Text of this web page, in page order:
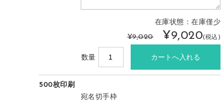
在庫状態：在庫僅少
¥9,020
¥9,020(税込)
数量
500枚印刷
宛名切手枠